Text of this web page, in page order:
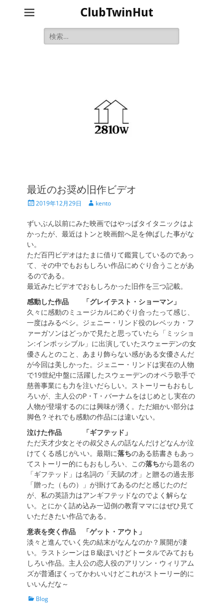
ClubTwinHut
検
索:
最近のお奨め旧作ビデオ
投
日
2019年12月29日
投
者
kento
ずいぶん以前にみた映画ではやっぱタイタニックはよ
かったが、最近はトンと映画館へ足を伸ばした事がな
い。
ただ百円ビデオはたまに借りて鑑賞しているのであっ
て、その中でもおもしろい作品にめぐり合うことがあ
るのである。
最近みたビデオでおもしろかった旧作を三つ記載。
感動した作品 「グレイテスト・ショーマン」
久々に感動のミュージカルにめぐり合ったって感じ、
一度はみるベシ。ジェニー・リンド役のレベッカ・フ
ァーガソンはどっかで見たと思っていたら「ミッショ
ン:インポッシブル」に出演していたスウェーデンの女
優さんとのこと、あまり飾らない感がある女優さんだ
が今回は美しかった。ジェニー・リンドは実在の人物
で19世紀中盤に活躍したスウェーデンのオペラ歌手で
慈善事業にも力を注いだらしい。ストーリーもおもし
ろいが、主人公のP・T・バーナムをはじめとし実在の
人物が登場するのには興味が湧く。ただ細かい部分は
脚色？それでも感動の作品には違いない。
泣けた作品 「ギフテッド」
ただ天才少女とその叔父さんの話なんだけどなんか泣
けてくる感じがいい。最期に落ちのある筋書きもあっ
てストーリー的にもおもしろい、この落ちから題名の
「ギフテッド」は名詞の「天賦の才」と贈るの過去形
「贈った（もの）」が掛けてあるのだと感じたのだ
が、私の英語力はアンギフテッドなのでよく解らな
い。とにかく詰め込み一辺倒の教育ママにはぜひ見て
いただきたい作品である。
意表を突く作品 「ゲット・アウト」
淡々と進んでいく先の結末がなんなのか？展開が凄
い。ラストシーンはＢ級ぽいけどトータルでみておも
しろい作品。主人公の恋人役のアリソン・ウィリアム
ズが普通ぽくってかわいいけどこれがストーリー的に
いいんだな～
カ Blog